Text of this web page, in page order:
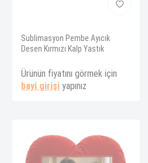
Sublimasyon Pembe Ayıcık
Desen Kırmızı Kalp Yastık
Ürünün fiyatını görmek için
bayi girişi yapınız